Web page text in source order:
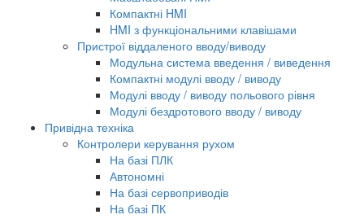
Компактні HMI
HMI з функціональними клавішами
Пристрої віддаленого вводу/виводу
Модульна система введення / виведення
Компактні модулі вводу / виводу
Модулі вводу / виводу польового рівня
Модулі бездротового вводу / виводу
Привідна техніка
Контролери керування рухом
На базі ПЛК
Автономні
На базі сервоприводів
На базі ПК